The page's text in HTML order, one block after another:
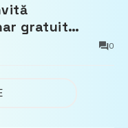
gratuit
pe bunurile
0